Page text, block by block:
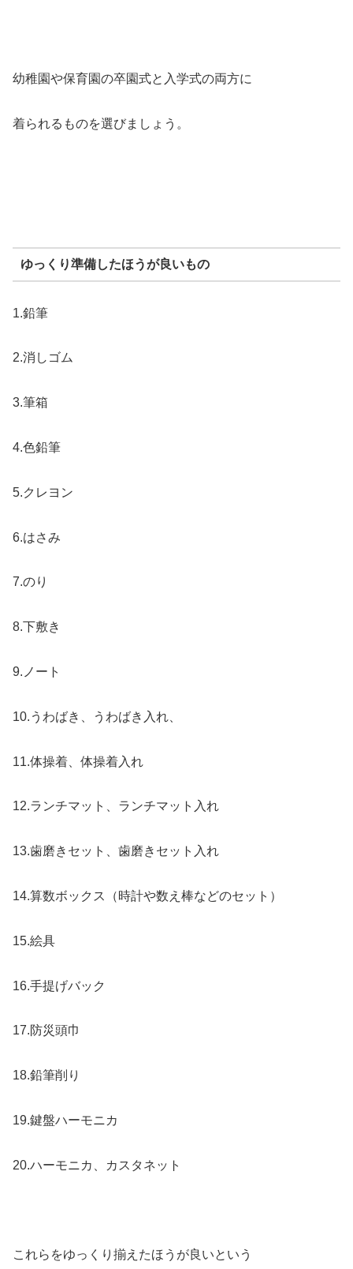
幼稚園や保育園の卒園式と入学式の両方に
着られるものを選びましょう。
ゆっくり準備したほうが良いもの
1.鉛筆
2.消しゴム
3.筆箱
4.色鉛筆
5.クレヨン
6.はさみ
7.のり
8.下敷き
9.ノート
10.うわばき、うわばき入れ、
11.体操着、体操着入れ
12.ランチマット、ランチマット入れ
13.歯磨きセット、歯磨きセット入れ
14.算数ボックス（時計や数え棒などのセット）
15.絵具
16.手提げバック
17.防災頭巾
18.鉛筆削り
19.鍵盤ハーモニカ
20.ハーモニカ、カスタネット
これらをゆっくり揃えたほうが良いという